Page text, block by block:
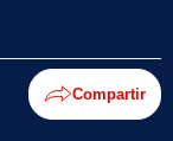
Compartir